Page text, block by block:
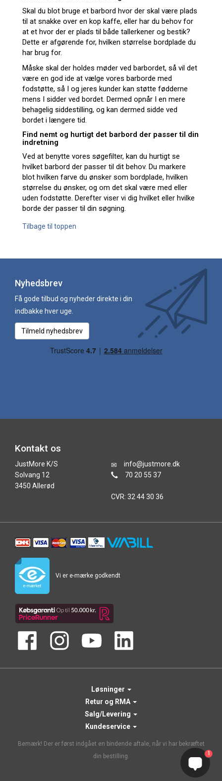
Skal du blot bruge et barbord hvor der skal være plads
til at snakke over en kop kaffe, eller har du behov for
at et hvor der er plads til både tallerkener og bestik?
Dette er afgørende for, hvilken størrelse bordplade du
har brug for.
Måske skal der holdes møder ved barbordet, så vil det
være en god ide at vælge vores barborde med
fodstøtte, så I og jeres kunder kan støtte fødderne
mens I sidder ved bordet. Dermed opnår I en mere
behagelig siddestilling, og kan dermed sidde ved
bordet i længere tid.
Find nemt og hurtigt det barbord der passer til din
indretning
Ved at benytte vores søgefilter, kan du hurtigt se
hvilket barbord der passer til dit behov. Du markere
blot hvilken farve du ønsker som bordplade, hvilken
størrelse du ønsker, og om det skal være med eller
uden fodstøtte. Derefter viser vi dig hvilket eller hvilke
borde der passer til din søgning.
Tilbage til toppen
Nyhedsbrev
Få gode tilbud og nyheder direkte i din
indbakke hver uge.
Tilmeld nyhedsbrev
Kontakt os
JustMore K/S
Solvang 12
3450 Allerød
info@justmore.dk
70 20 55 37
CVR: 32 44 30 36
Vi er e-mærke godkendt
Løsninger
Retur og RMA
Salg/Levering
Kundeservice
Bemærk! Der er først indgået en bindende aftale, når vi har bekræftet
din bestilling.
1